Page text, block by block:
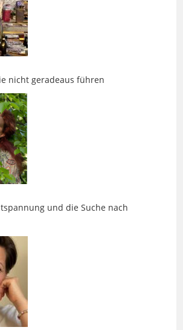
nicht geradeaus führen
und die Suche nach
Klarheit und Kosmetik mit Anspruch